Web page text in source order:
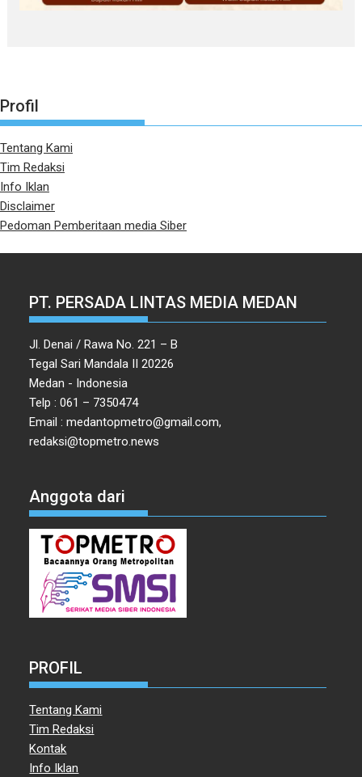
Profil
Tentang Kami
Tim Redaksi
Info Iklan
Disclaimer
Pedoman Pemberitaan media Siber
PT. PERSADA LINTAS MEDIA MEDAN
Jl. Denai / Rawa No. 221 – B
Tegal Sari Mandala II 20226
Medan - Indonesia
Telp : 061 – 7350474
Email : medantopmetro@gmail.com,
redaksi@topmetro.news
Anggota dari
PROFIL
Tentang Kami
Tim Redaksi
Kontak
Info Iklan